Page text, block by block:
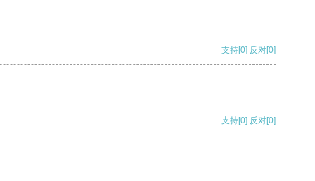
支持[0] 反对[0]
支持[0] 反对[0]